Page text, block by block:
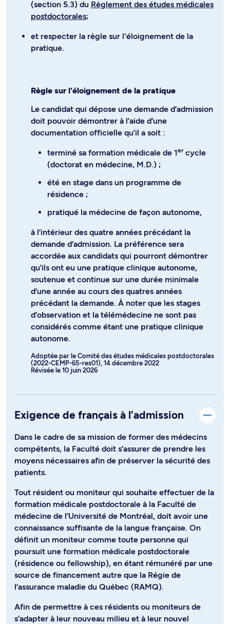
(section 5.3) du Règlement des études médicales
postdoctorales;
et respecter la règle sur l'éloignement de la
pratique.
Règle sur l'éloignement de la pratique
Le candidat qui dépose une demande d’admission
doit pouvoir démontrer à l’aide d’une
documentation officielle qu’il a soit :
terminé sa formation médicale de 1ercycle
(doctorat en médecine, M.D.) ;
été en stage dans un programme de
résidence ;
pratiqué la médecine de façon autonome,
à l’intérieur des quatre années précédant la
demande d’admission. La préférence sera
accordée aux candidats qui pourront démontrer
qu’ils ont eu une pratique clinique autonome,
soutenue et continue sur une durée minimale
d’une année au cours des quatres années
précédant la demande. À noter que les stages
d’observation et la télémédecine ne sont pas
considérés comme étant une pratique clinique
autonome.
Adoptée par le Comité des études médicales postdoctorales
(2022-CEMP-65-res01), 14 décembre 2022
Révisée le 10 juin 2026
Exigence de français à l’admission
Dans le cadre de sa mission de former des médecins
compétents, la Faculté doit s’assurer de prendre les
moyens nécessaires afin de préserver la sécurité des
patients.
Tout résident ou moniteur qui souhaite effectuer de la
formation médicale postdoctorale à la Faculté de
médecine de l’Université de Montréal, doit avoir une
connaissance suffisante de la langue française. On
définit un moniteur comme toute personne qui
poursuit une formation médicale postdoctorale
(résidence ou fellowship), en étant rémunéré par une
source de financement autre que la Régie de
l’assurance maladie du Québec (RAMQ).
Afin de permettre à ces résidents ou moniteurs de
s’adapter à leur nouveau milieu et à leur nouvel